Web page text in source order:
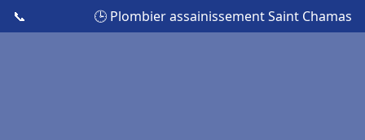
📞 🕒 Plombier assainissement Saint Chamas